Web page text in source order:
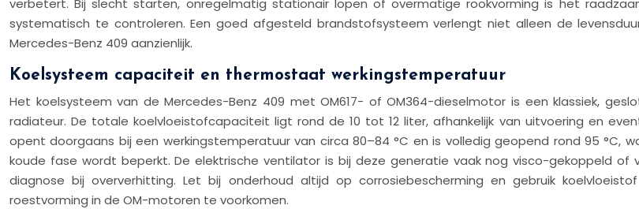
verbetert. Bij slecht starten, onregelmatig stationair lopen of overmatige rookvorming is het
systematisch te controleren. Een goed afgesteld brandstofsysteem verlengt niet alleen de
Mercedes-Benz 409 aanzienlijk.
Koelsysteem capaciteit en thermostaat werkingstemperatuur
Het koelsysteem van de Mercedes-Benz 409 met OM617- of OM364-dieselmotor is een klassiek,
radiateur. De totale koelvloeistofcapaciteit ligt rond de 10 tot 12 liter, afhankelijk van uitvoering en
opent doorgaans bij een werkingstemperatuur van circa 80–84 °C en is volledig geopend rond 95
koude fase wordt beperkt. De elektrische ventilator is bij deze generatie vaak nog visco-gekoppeld
diagnose bij oververhitting. Let bij onderhoud altijd op corrosiebescherming en gebruik
roestvorming in de OM-motoren te voorkomen.